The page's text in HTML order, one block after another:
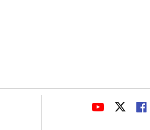
ENLACE